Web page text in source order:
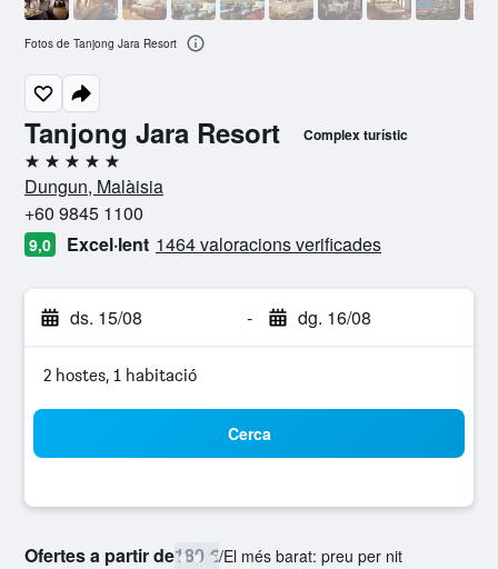
Tanjong Jara Resort Complex turístic
5 estrelles
Dungun, Malàisia
+60 9845 1100
9,0 Excel·lent 1464 valoracions verificades
ds. 15/08 - dg. 16/08
2 hostes, 1 habitació
Cerca
Ofertes a partir de180 €/El més barat: preu per nit
Fotos de Tanjong Jara Resort